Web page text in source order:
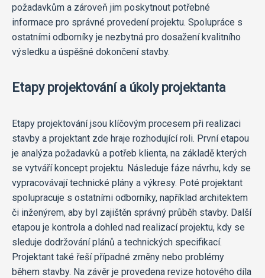
požadavkům a zároveň jim poskytnout potřebné
informace pro správné provedení projektu. Spolupráce s
ostatními odborníky je nezbytná pro dosažení kvalitního
výsledku a úspěšné dokončení stavby.
Etapy projektování a úkoly projektanta
Etapy projektování jsou klíčovým procesem při realizaci
stavby a projektant zde hraje rozhodující roli. První etapou
je analýza požadavků a potřeb klienta, na základě kterých
se vytváří koncept projektu. Následuje fáze návrhu, kdy se
vypracovávají technické plány a výkresy. Poté projektant
spolupracuje s ostatními odborníky, například architektem
či inženýrem, aby byl zajištěn správný průběh stavby. Další
etapou je kontrola a dohled nad realizací projektu, kdy se
sleduje dodržování plánů a technických specifikací.
Projektant také řeší případné změny nebo problémy
během stavby. Na závěr je provedena revize hotového díla